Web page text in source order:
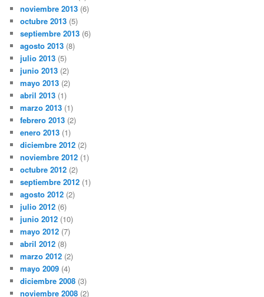
noviembre 2013 (6)
octubre 2013 (5)
septiembre 2013 (6)
agosto 2013 (8)
julio 2013 (5)
junio 2013 (2)
mayo 2013 (2)
abril 2013 (1)
marzo 2013 (1)
febrero 2013 (2)
enero 2013 (1)
diciembre 2012 (2)
noviembre 2012 (1)
octubre 2012 (2)
septiembre 2012 (1)
agosto 2012 (2)
julio 2012 (6)
junio 2012 (10)
mayo 2012 (7)
abril 2012 (8)
marzo 2012 (2)
mayo 2009 (4)
diciembre 2008 (3)
noviembre 2008 (2)